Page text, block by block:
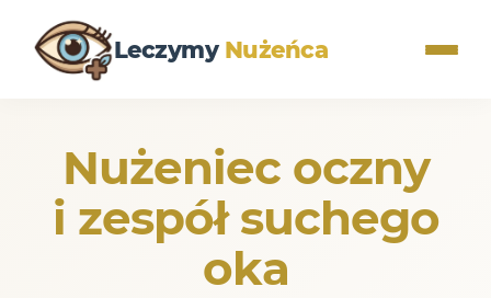
Leczymy Nużeńca
Nużeniec oczny
i zespół suchego
oka